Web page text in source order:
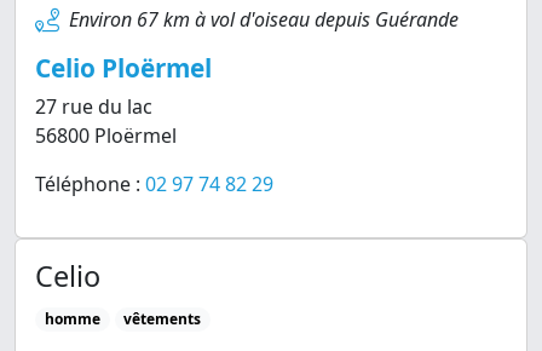
Environ 67 km à vol d'oiseau depuis Guérande
Celio Ploërmel
27 rue du lac
56800 Ploërmel
Téléphone : 02 97 74 82 29
Celio
homme vêtements